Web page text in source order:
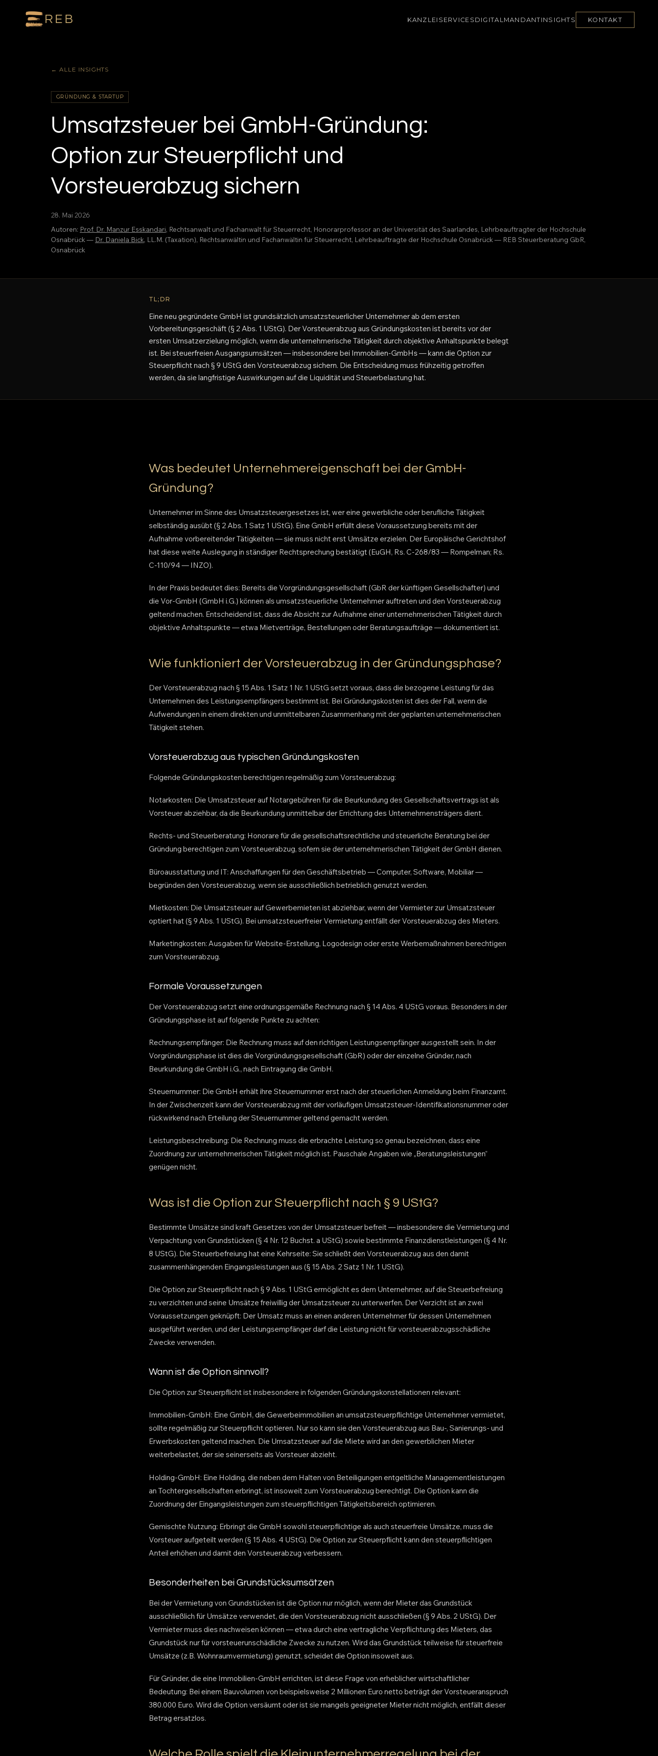
REB KANZLEI SERVICES DIGITAL MANDANT INSIGHTS KONTAKT
← ALLE INSIGHTS
GRÜNDUNG & STARTUP
Umsatzsteuer bei GmbH-Gründung:
Option zur Steuerpflicht und
Vorsteuerabzug sichern
28. Mai 2026
Autoren: Prof. Dr. Manzur Esskandari, Rechtsanwalt und Fachanwalt für Steuerrecht, Honorarprofessor an der Universität des Saarlandes, Lehrbeauftragter der Hochschule
Osnabrück — Dr. Daniela Bick, LL.M. (Taxation), Rechtsanwältin und Fachanwältin für Steuerrecht, Lehrbeauftragte der Hochschule Osnabrück — REB Steuerberatung GbR,
Osnabrück
TL;DR
Eine neu gegründete GmbH ist grundsätzlich umsatzsteuerlicher Unternehmer ab dem ersten
Vorbereitungsgeschäft (§ 2 Abs. 1 UStG). Der Vorsteuerabzug aus Gründungskosten ist bereits vor der
ersten Umsatzerzielung möglich, wenn die unternehmerische Tätigkeit durch objektive Anhaltspunkte belegt
ist. Bei steuerfreien Ausgangsumsätzen — insbesondere bei Immobilien-GmbHs — kann die Option zur
Steuerpflicht nach § 9 UStG den Vorsteuerabzug sichern. Die Entscheidung muss frühzeitig getroffen
werden, da sie langfristige Auswirkungen auf die Liquidität und Steuerbelastung hat.
Was bedeutet Unternehmereigenschaft bei der GmbH-
Gründung?
Unternehmer im Sinne des Umsatzsteuergesetzes ist, wer eine gewerbliche oder berufliche Tätigkeit
selbständig ausübt (§ 2 Abs. 1 Satz 1 UStG). Eine GmbH erfüllt diese Voraussetzung bereits mit der
Aufnahme vorbereitender Tätigkeiten — sie muss nicht erst Umsätze erzielen. Der Europäische Gerichtshof
hat diese weite Auslegung in ständiger Rechtsprechung bestätigt (EuGH, Rs. C-268/83 — Rompelman; Rs.
C-110/94 — INZO).
In der Praxis bedeutet dies: Bereits die Vorgründungsgesellschaft (GbR der künftigen Gesellschafter) und
die Vor-GmbH (GmbH i.G.) können als umsatzsteuerliche Unternehmer auftreten und den Vorsteuerabzug
geltend machen. Entscheidend ist, dass die Absicht zur Aufnahme einer unternehmerischen Tätigkeit durch
objektive Anhaltspunkte — etwa Mietverträge, Bestellungen oder Beratungsaufträge — dokumentiert ist.
Wie funktioniert der Vorsteuerabzug in der Gründungsphase?
Der Vorsteuerabzug nach § 15 Abs. 1 Satz 1 Nr. 1 UStG setzt voraus, dass die bezogene Leistung für das
Unternehmen des Leistungsempfängers bestimmt ist. Bei Gründungskosten ist dies der Fall, wenn die
Aufwendungen in einem direkten und unmittelbaren Zusammenhang mit der geplanten unternehmerischen
Tätigkeit stehen.
Vorsteuerabzug aus typischen Gründungskosten
Folgende Gründungskosten berechtigen regelmäßig zum Vorsteuerabzug:
Notarkosten: Die Umsatzsteuer auf Notargebühren für die Beurkundung des Gesellschaftsvertrags ist als
Vorsteuer abziehbar, da die Beurkundung unmittelbar der Errichtung des Unternehmensträgers dient.
Rechts- und Steuerberatung: Honorare für die gesellschaftsrechtliche und steuerliche Beratung bei der
Gründung berechtigen zum Vorsteuerabzug, sofern sie der unternehmerischen Tätigkeit der GmbH dienen.
Büroausstattung und IT: Anschaffungen für den Geschäftsbetrieb — Computer, Software, Mobiliar —
begründen den Vorsteuerabzug, wenn sie ausschließlich betrieblich genutzt werden.
Mietkosten: Die Umsatzsteuer auf Gewerbemieten ist abziehbar, wenn der Vermieter zur Umsatzsteuer
optiert hat (§ 9 Abs. 1 UStG). Bei umsatzsteuerfreier Vermietung entfällt der Vorsteuerabzug des Mieters.
Marketingkosten: Ausgaben für Website-Erstellung, Logodesign oder erste Werbemaßnahmen berechtigen
zum Vorsteuerabzug.
Formale Voraussetzungen
Der Vorsteuerabzug setzt eine ordnungsgemäße Rechnung nach § 14 Abs. 4 UStG voraus. Besonders in der
Gründungsphase ist auf folgende Punkte zu achten:
Rechnungsempfänger: Die Rechnung muss auf den richtigen Leistungsempfänger ausgestellt sein. In der
Vorgründungsphase ist dies die Vorgründungsgesellschaft (GbR) oder der einzelne Gründer, nach
Beurkundung die GmbH i.G., nach Eintragung die GmbH.
Steuernummer: Die GmbH erhält ihre Steuernummer erst nach der steuerlichen Anmeldung beim Finanzamt.
In der Zwischenzeit kann der Vorsteuerabzug mit der vorläufigen Umsatzsteuer-Identifikationsnummer oder
rückwirkend nach Erteilung der Steuernummer geltend gemacht werden.
Leistungsbeschreibung: Die Rechnung muss die erbrachte Leistung so genau bezeichnen, dass eine
Zuordnung zur unternehmerischen Tätigkeit möglich ist. Pauschale Angaben wie „Beratungsleistungen“
genügen nicht.
Was ist die Option zur Steuerpflicht nach § 9 UStG?
Bestimmte Umsätze sind kraft Gesetzes von der Umsatzsteuer befreit — insbesondere die Vermietung und
Verpachtung von Grundstücken (§ 4 Nr. 12 Buchst. a UStG) sowie bestimmte Finanzdienstleistungen (§ 4 Nr.
8 UStG). Die Steuerbefreiung hat eine Kehrseite: Sie schließt den Vorsteuerabzug aus den damit
zusammenhängenden Eingangsleistungen aus (§ 15 Abs. 2 Satz 1 Nr. 1 UStG).
Die Option zur Steuerpflicht nach § 9 Abs. 1 UStG ermöglicht es dem Unternehmer, auf die Steuerbefreiung
zu verzichten und seine Umsätze freiwillig der Umsatzsteuer zu unterwerfen. Der Verzicht ist an zwei
Voraussetzungen geknüpft: Der Umsatz muss an einen anderen Unternehmer für dessen Unternehmen
ausgeführt werden, und der Leistungsempfänger darf die Leistung nicht für vorsteuerabzugsschädliche
Zwecke verwenden.
Wann ist die Option sinnvoll?
Die Option zur Steuerpflicht ist insbesondere in folgenden Gründungskonstellationen relevant:
Immobilien-GmbH: Eine GmbH, die Gewerbeimmobilien an umsatzsteuerpflichtige Unternehmer vermietet,
sollte regelmäßig zur Steuerpflicht optieren. Nur so kann sie den Vorsteuerabzug aus Bau-, Sanierungs- und
Erwerbskosten geltend machen. Die Umsatzsteuer auf die Miete wird an den gewerblichen Mieter
weiterbelastet, der sie seinerseits als Vorsteuer abzieht.
Holding-GmbH: Eine Holding, die neben dem Halten von Beteiligungen entgeltliche Managementleistungen
an Tochtergesellschaften erbringt, ist insoweit zum Vorsteuerabzug berechtigt. Die Option kann die
Zuordnung der Eingangsleistungen zum steuerpflichtigen Tätigkeitsbereich optimieren.
Gemischte Nutzung: Erbringt die GmbH sowohl steuerpflichtige als auch steuerfreie Umsätze, muss die
Vorsteuer aufgeteilt werden (§ 15 Abs. 4 UStG). Die Option zur Steuerpflicht kann den steuerpflichtigen
Anteil erhöhen und damit den Vorsteuerabzug verbessern.
Besonderheiten bei Grundstücksumsätzen
Bei der Vermietung von Grundstücken ist die Option nur möglich, wenn der Mieter das Grundstück
ausschließlich für Umsätze verwendet, die den Vorsteuerabzug nicht ausschließen (§ 9 Abs. 2 UStG). Der
Vermieter muss dies nachweisen können — etwa durch eine vertragliche Verpflichtung des Mieters, das
Grundstück nur für vorsteuerunschädliche Zwecke zu nutzen. Wird das Grundstück teilweise für steuerfreie
Umsätze (z.B. Wohnraumvermietung) genutzt, scheidet die Option insoweit aus.
Für Gründer, die eine Immobilien-GmbH errichten, ist diese Frage von erheblicher wirtschaftlicher
Bedeutung: Bei einem Bauvolumen von beispielsweise 2 Millionen Euro netto beträgt der Vorsteueranspruch
380.000 Euro. Wird die Option versäumt oder ist sie mangels geeigneter Mieter nicht möglich, entfällt dieser
Betrag ersatzlos.